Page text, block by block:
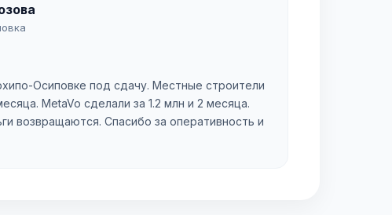
Осиповке под сдачу. Местные строители
MetaVo сделали за 1.2 млн и 2 месяца.
возвращаются. Спасибо за оперативность и